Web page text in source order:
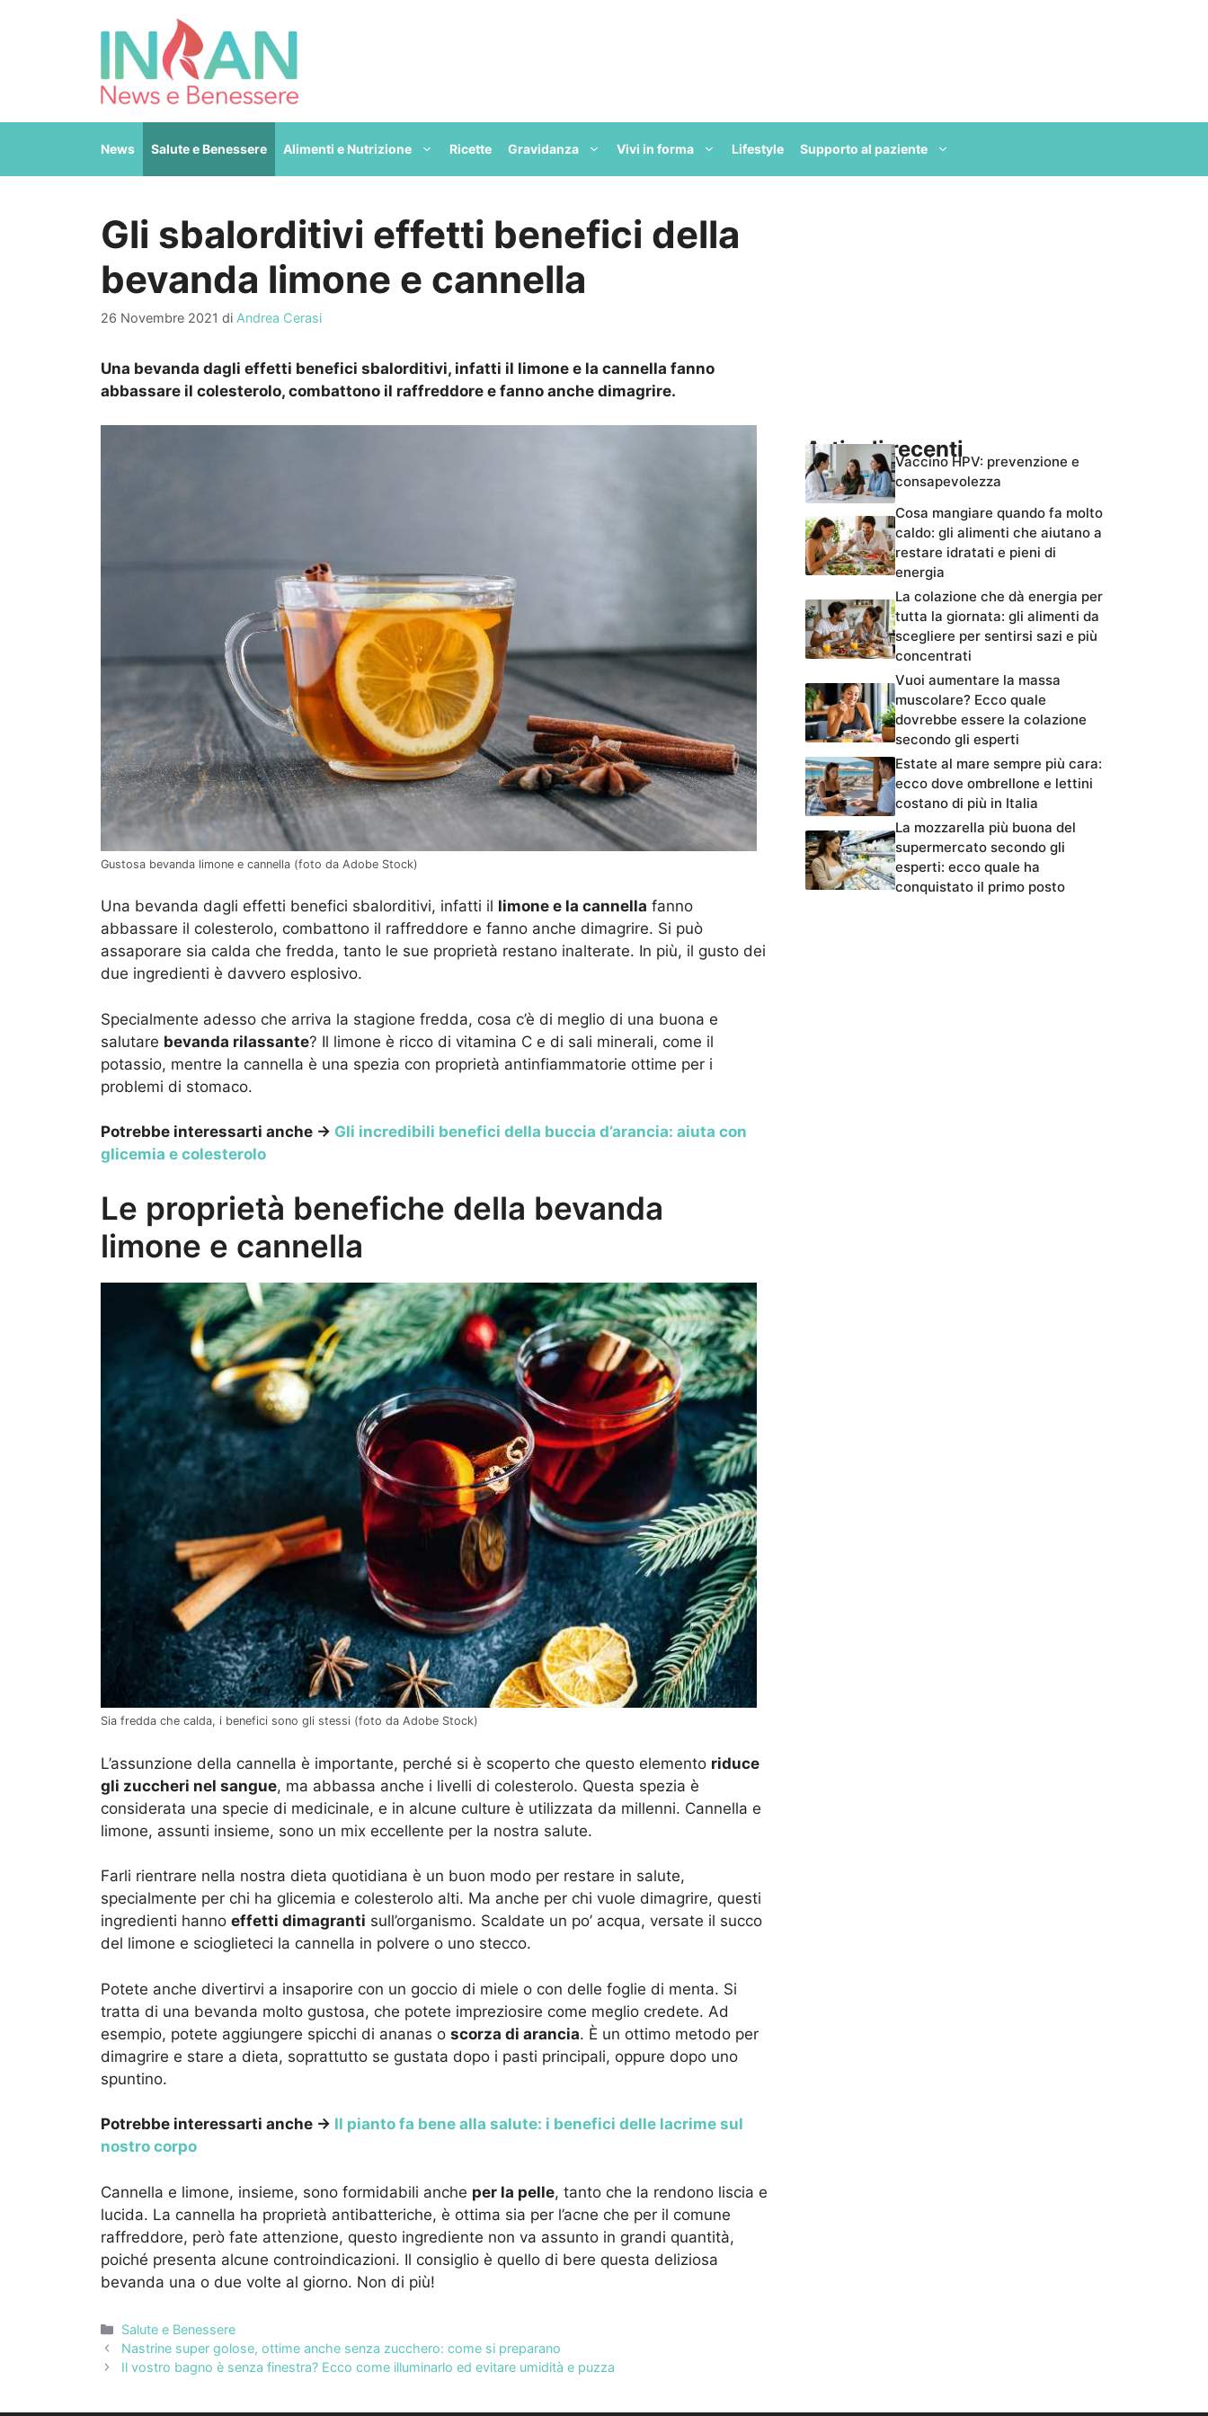
News Salute e Benessere Alimenti e Nutrizione Ricette Gravidanza Vivi in forma Lifestyle Supporto al paziente
Gli sbalorditivi effetti benefici della
bevanda limone e cannella
26 Novembre 2021 di Andrea Cerasi
Una bevanda dagli effetti benefici sbalorditivi, infatti il limone e la cannella fanno
abbassare il colesterolo, combattono il raffreddore e fanno anche dimagrire.
Gustosa bevanda limone e cannella (foto da Adobe Stock)
Una bevanda dagli effetti benefici sbalorditivi, infatti il limone e la cannella fanno
abbassare il colesterolo, combattono il raffreddore e fanno anche dimagrire. Si può
assaporare sia calda che fredda, tanto le sue proprietà restano inalterate. In più, il gusto dei
due ingredienti è davvero esplosivo.
Specialmente adesso che arriva la stagione fredda, cosa c’è di meglio di una buona e
salutare bevanda rilassante? Il limone è ricco di vitamina C e di sali minerali, come il
potassio, mentre la cannella è una spezia con proprietà antinfiammatorie ottime per i
problemi di stomaco.
Potrebbe interessarti anche → Gli incredibili benefici della buccia d’arancia: aiuta con
glicemia e colesterolo
Le proprietà benefiche della bevanda
limone e cannella
Sia fredda che calda, i benefici sono gli stessi (foto da Adobe Stock)
L’assunzione della cannella è importante, perché si è scoperto che questo elemento riduce
gli zuccheri nel sangue, ma abbassa anche i livelli di colesterolo. Questa spezia è
considerata una specie di medicinale, e in alcune culture è utilizzata da millenni. Cannella e
limone, assunti insieme, sono un mix eccellente per la nostra salute.
Farli rientrare nella nostra dieta quotidiana è un buon modo per restare in salute,
specialmente per chi ha glicemia e colesterolo alti. Ma anche per chi vuole dimagrire, questi
ingredienti hanno effetti dimagranti sull’organismo. Scaldate un po’ acqua, versate il succo
del limone e scioglieteci la cannella in polvere o uno stecco.
Potete anche divertirvi a insaporire con un goccio di miele o con delle foglie di menta. Si
tratta di una bevanda molto gustosa, che potete impreziosire come meglio credete. Ad
esempio, potete aggiungere spicchi di ananas o scorza di arancia. È un ottimo metodo per
dimagrire e stare a dieta, soprattutto se gustata dopo i pasti principali, oppure dopo uno
spuntino.
Potrebbe interessarti anche → Il pianto fa bene alla salute: i benefici delle lacrime sul
nostro corpo
Cannella e limone, insieme, sono formidabili anche per la pelle, tanto che la rendono liscia e
lucida. La cannella ha proprietà antibatteriche, è ottima sia per l’acne che per il comune
raffreddore, però fate attenzione, questo ingrediente non va assunto in grandi quantità,
poiché presenta alcune controindicazioni. Il consiglio è quello di bere questa deliziosa
bevanda una o due volte al giorno. Non di più!
Categorie
Salute e Benessere
Nastrine super golose, ottime anche senza zucchero: come si preparano
Il vostro bagno è senza finestra? Ecco come illuminarlo ed evitare umidità e puzza
Articoli recentiVaccino HPV: prevenzione e
consapevolezza
Cosa mangiare quando fa molto
caldo: gli alimenti che aiutano a
restare idratati e pieni di
energia
La colazione che dà energia per
tutta la giornata: gli alimenti da
scegliere per sentirsi sazi e più
concentrati
Vuoi aumentare la massa
muscolare? Ecco quale
dovrebbe essere la colazione
secondo gli esperti
Estate al mare sempre più cara:
ecco dove ombrellone e lettini
costano di più in Italia
La mozzarella più buona del
supermercato secondo gli
esperti: ecco quale ha
conquistato il primo posto